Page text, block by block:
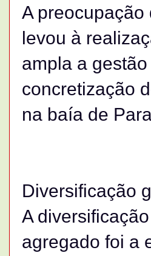
A
levou à
ampla a
concretização
na baía de
Diversificação
A
agregado foi a